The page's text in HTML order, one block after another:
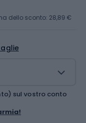
dello sconto: 28,89 €
sul vostro conto